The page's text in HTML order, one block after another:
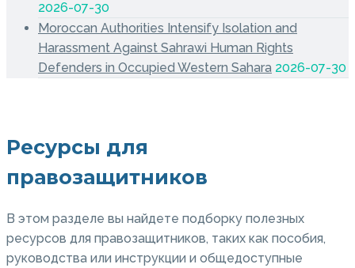
2026-07-30
Moroccan Authorities Intensify Isolation and
Harassment Against Sahrawi Human Rights
Defenders in Occupied Western Sahara 2026-07-30
Ресурсы для
правозащитников
В этом разделе вы найдете подборку полезных
ресурсов для правозащитников, таких как пособия,
руководства или инструкции и общедоступные